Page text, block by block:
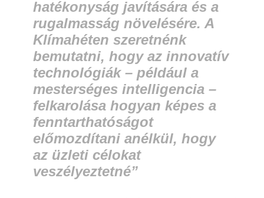
hatékonyság javítására és a
rugalmasság növelésére. A
Klímahéten szeretnénk
bemutatni, hogy az innovatív
technológiák – például a
mesterséges intelligencia –
felkarolása hogyan képes a
fenntarthatóságot
előmozdítani anélkül, hogy
az üzleti célokat
veszélyeztetné”